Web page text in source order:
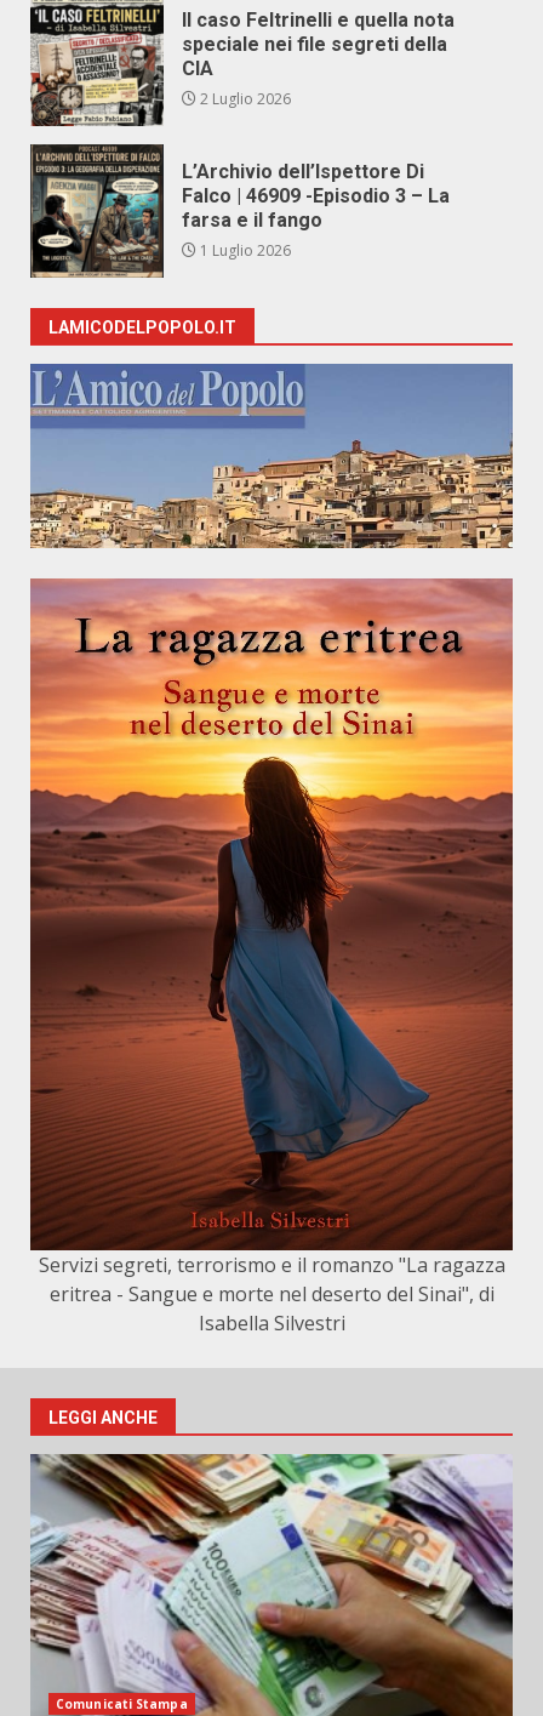
Il caso Feltrinelli e quella nota
speciale nei file segreti della
CIA
2 Luglio 2026
L’Archivio dell’Ispettore Di
Falco | 46909 -Episodio 3 – La
farsa e il fango
1 Luglio 2026
LAMICODELPOPOLO.IT
Servizi segreti, terrorismo e il romanzo "La ragazza
eritrea - Sangue e morte nel deserto del Sinai", di
Isabella Silvestri
LEGGI ANCHE
Comunicati Stampa